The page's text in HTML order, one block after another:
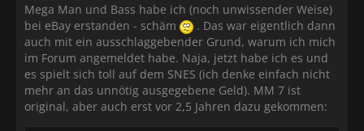
Mega Man und Bass habe ich (noch unwissender Weise)
bei eBay erstanden - schäm
. Das war eigentlich dann
auch mit ein ausschlaggebender Grund, warum ich mich
im Forum angemeldet habe. Naja, jetzt habe ich es und
es spielt sich toll auf dem SNES (ich denke einfach nicht
mehr an das unnötig ausgegebene Geld). MM 7 ist
original, aber auch erst vor 2,5 Jahren dazu gekommen: